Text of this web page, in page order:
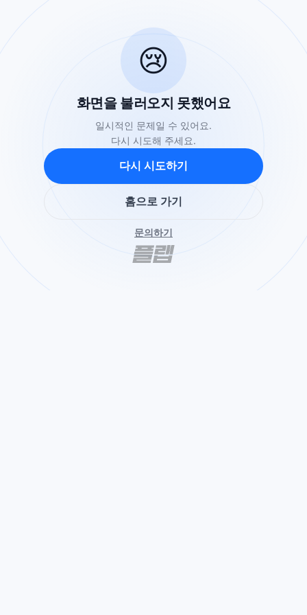
😢
화면을 불러오지 못했어요
일시적인 문제일 수 있어요.
다시 시도해 주세요.
다시 시도하기
홈으로 가기
문의하기